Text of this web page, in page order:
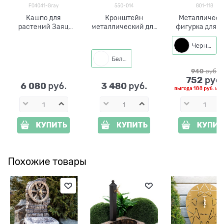
F04041-Gray
Кашпо для
растений Заяц
6 080 руб.
КУПИТЬ
550-014
Кронштейн
металлический для
3 480 руб.
КУПИТЬ
801-118
фигурка для
Белочка
940 руб.
752
выгода 188 руб.
Похожие товары